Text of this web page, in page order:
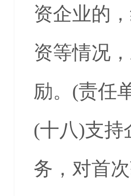
资企业的
资等情况
励。(责任
(十八)支持
务，对首